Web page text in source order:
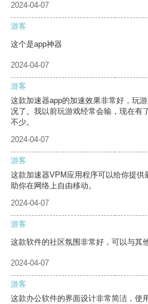
2024-04-07
游客
这个是app神器
2024-04-07
游客
这款加速器app的加速效果非常好，玩
况了。我以前玩游戏经常会输，现在有
不少。
2024-04-07
游客
这款加速器VPM应用程序可以给你提
助你在网络上自由移动。
2024-04-07
游客
这款软件的社区氛围非常好，可以与其
2024-04-07
游客
这款办公软件的界面设计非常简洁，使